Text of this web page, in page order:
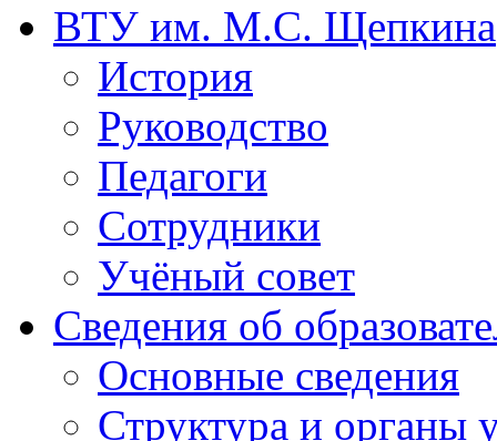
ВТУ им. М.С. Щепкина
История
Руководство
Педагоги
Сотрудники
Учёный совет
Сведения об
Основные сведения
Структура и органы